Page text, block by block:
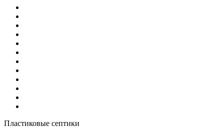
Пластиковые септики